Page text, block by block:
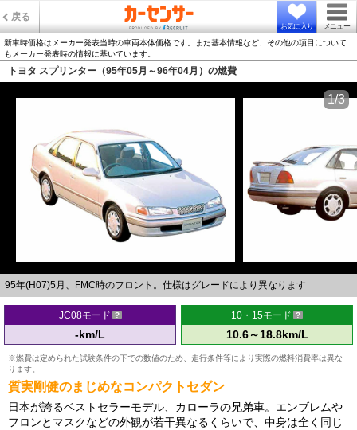
戻る
お気に入り メニュー
新車時価格はメーカー発表当時の車両本体価格です。また基本情報など、その他の項目について
もメーカー発表時の情報に基いています。
トヨタ スプリンター（95年05月～96年04月）の燃費
95年(H07)5月、FMC時のフロント。仕様はグレードにより異なります
1/3
JC08モード
-km/L
10・15モード
10.6～18.8km/L
※燃費は定められた試験条件の下での数値のため、走行条件等により実際の燃料消費率は異な
ります。
質実剛健のまじめなコンパクトセダン
日本が誇るベストセラーモデル、カローラの兄弟車。エンブレムや
フロンとマスクなどの外観が若干異なるくらいで、中身は全く同じ